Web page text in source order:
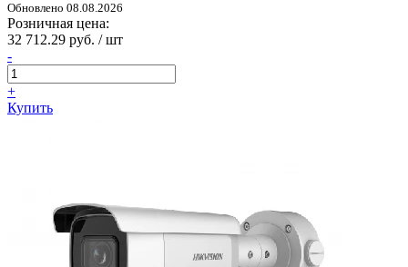
Обновлено 08.08.2026
Розничная цена:
32 712.29 руб. / шт
-
+
Купить